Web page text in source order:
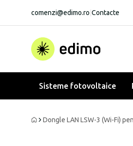
comenzi@edimo.ro Contacte
Sisteme fotovoltaice
Dongle LAN LSW-3 (Wi-Fi)